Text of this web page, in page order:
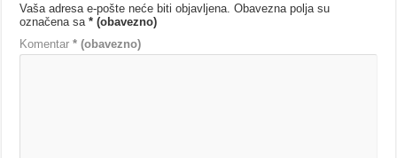
Vaša adresa e-pošte neće biti objavljena. Obavezna polja su
označena sa* (obavezno)
Komentar* (obavezno)